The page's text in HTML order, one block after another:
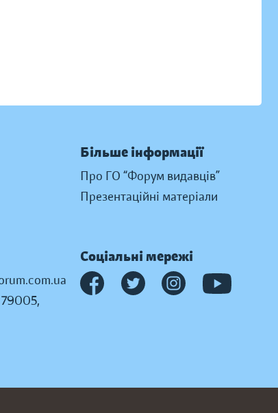
Більше інформації
Про ГО “Форум видавців”
Презентаційні матеріали
79005,
Соціальні мережі